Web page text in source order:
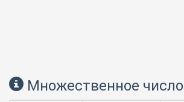
Множественное число